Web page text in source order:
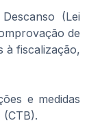
(Lei
de
à fiscalização,
e medidas